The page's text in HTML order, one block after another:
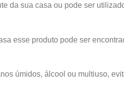
da sua casa ou pode ser
esse produto pode ser
úmidos, álcool ou multiuso,